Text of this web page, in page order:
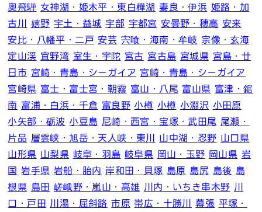
奥飛騨 女神湖・姫木平・東白樺湖 妻良・伊浜 姫路・加
古川
嬉野 宇土・益城 宇部 宇都宮 安曇野・穂高 安来
安比・八幡平・二戸 安芸 宍喰・海南・牟岐 宗像・玄海
定山渓 宜野湾 室生・宇陀 宮古 宮古島 宮城県 宮島・廿
日市 宮崎・青島・シーガイア 宮崎・青島・シーガイア
宮崎県 富士・富士宮・朝霧 富山・八尾 富山県 富津・鋸
南 富浦・白浜・千倉 富良野 小樽 小樽 小淵沢 小田原
小矢部・砺波 小豆島 尼崎・西宮・宝塚・武田尾 尾瀬・
片品 層雲峡・旭岳・天人峡・東川 山中湖・忍野 山口県
山形県 山梨県 岐阜・羽島 岐阜県 岡山・玉野 岡山県 岩
国 岩手県 岩船・胎内 岸和田・貝塚 島原 島尻 島後 島
根県 島田 嵯峨野・嵐山・高雄 川内・いちき串木野 川
口・戸田 川湯・屈斜路 市原 帯広・十勝川 幕張 平塚・